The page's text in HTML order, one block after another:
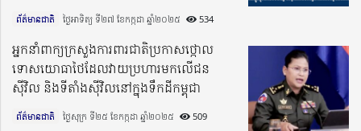
ព័ត៌មានជាតិ ថ្ងៃអាទិត្យ ទី២៧ ខែកក្កដា ឆ្នាំ២០២៥​ 534
អ្នកនាំពាក្យក្រសួងការពារជាតិប្រកាសថ្កោល
ទោសយោធាថៃដែលវាយប្រហារមកលើជន
ស៊ីវិល និងទីតាំងស៊ីវិលនៅក្នុងទឹកដីកម្ពុជា
ព័ត៌មានជាតិ ថ្ងៃសុក្រ ទី២៥ ខែកក្កដា ឆ្នាំ២០២៥​ 509